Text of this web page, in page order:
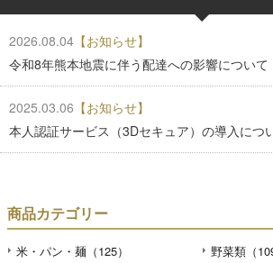
2026.08.04 【お知らせ】
令和8年熊本地震に伴う配達への影響について
2025.03.06 【お知らせ】
本人認証サービス（3Dセキュア）の導入につ
商品カテゴリー
米・パン・麺（125） 野菜類（